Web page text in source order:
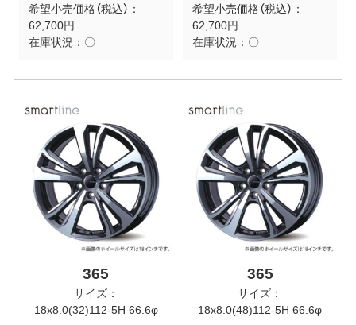
希望小売価格（税込）：
62,700円
在庫状況： 〇
希望小売価格（税込）：
62,700円
在庫状況： 〇
365
サイズ：
18x8.0(32)112-5H 66.6φ
365
サイズ：
18x8.0(48)112-5H 66.6φ